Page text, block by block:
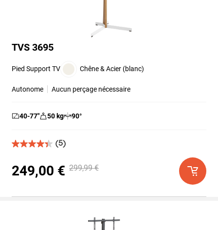
TVS 3695
Pied Support TV Chêne & Acier (blanc)
Autonome Aucun perçage nécessaire
40-77″ 50 kg 90°
(5)
4.4
5
étoiles.
avis
249,00 € 299,99 €